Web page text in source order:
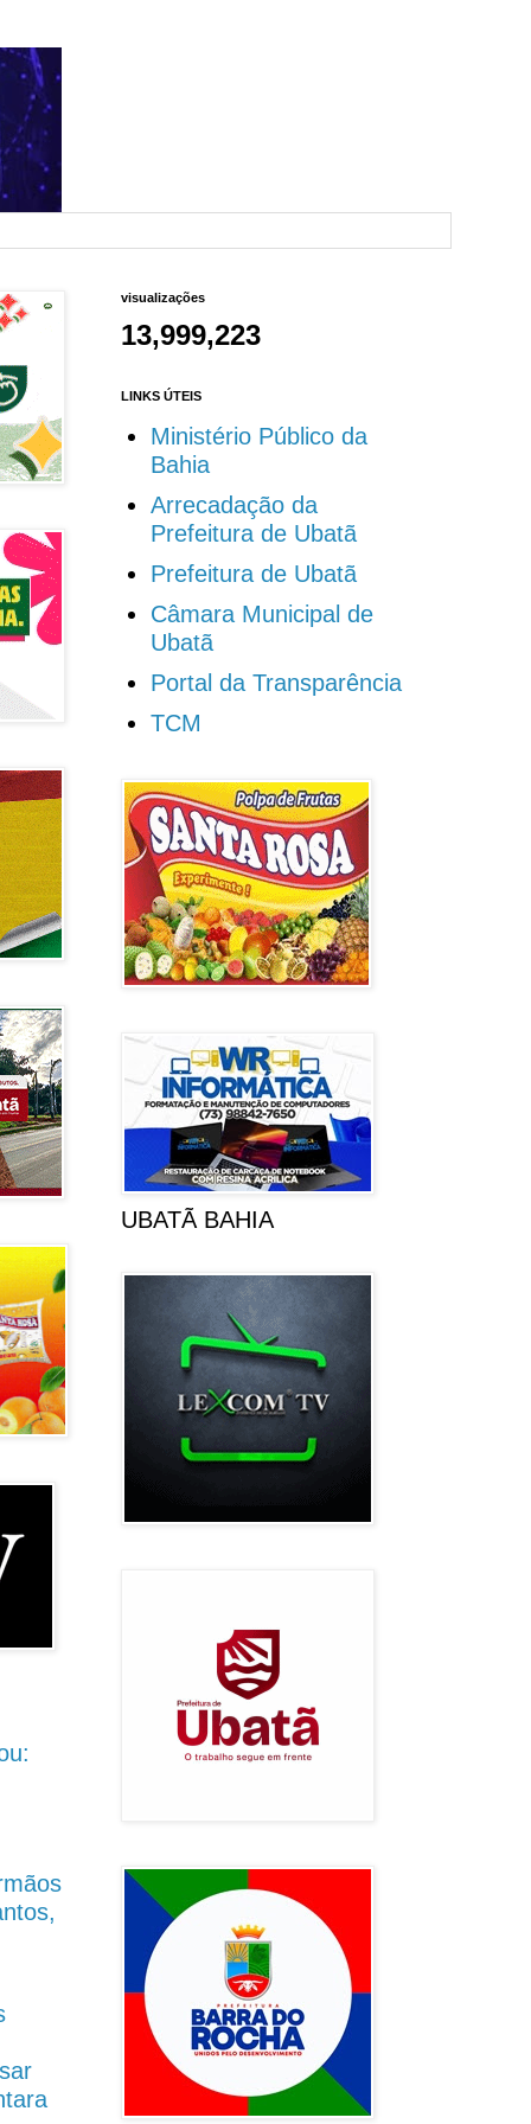
visualizações
13,999,223
LINKS ÚTEIS
Ministério Público da
Bahia
Arrecadação da
Prefeitura de Ubatã
Prefeitura de Ubatã
Câmara Municipal de
Ubatã
Portal da Transparência
TCM
UBATÃ BAHIA